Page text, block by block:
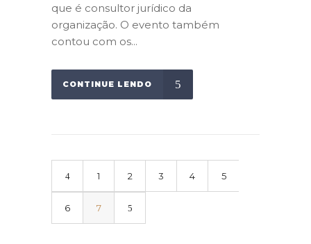
que é consultor jurídico da
organização. O evento também
contou com os...
CONTINUE LENDO
1 2 3 4 5
6 7